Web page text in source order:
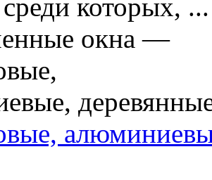
которых, ...